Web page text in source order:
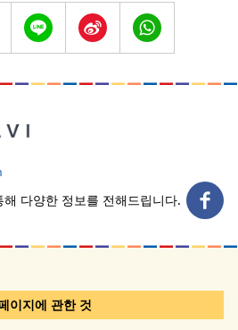
Line
Sina
WhatsApp
해 다양한 정보를 전해드립니다.
이지에 관한 것